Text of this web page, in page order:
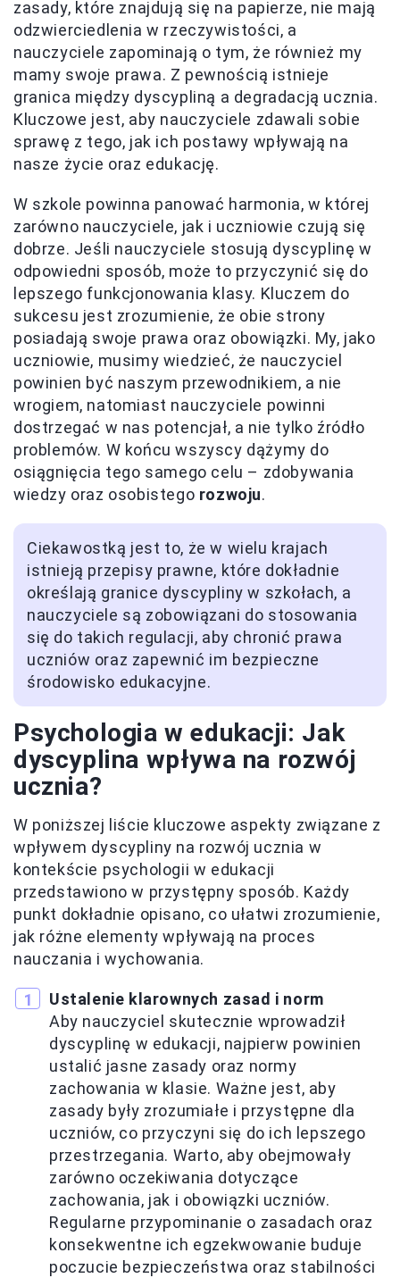
zasady, które znajdują się na papierze, nie mają
odzwierciedlenia w rzeczywistości, a
nauczyciele zapominają o tym, że również my
mamy swoje prawa. Z pewnością istnieje
granica między dyscypliną a degradacją ucznia.
Kluczowe jest, aby nauczyciele zdawali sobie
sprawę z tego, jak ich postawy wpływają na
nasze życie oraz edukację.
W szkole powinna panować harmonia, w której
zarówno nauczyciele, jak i uczniowie czują się
dobrze. Jeśli nauczyciele stosują dyscyplinę w
odpowiedni sposób, może to przyczynić się do
lepszego funkcjonowania klasy. Kluczem do
sukcesu jest zrozumienie, że obie strony
posiadają swoje prawa oraz obowiązki. My, jako
uczniowie, musimy wiedzieć, że nauczyciel
powinien być naszym przewodnikiem, a nie
wrogiem, natomiast nauczyciele powinni
dostrzegać w nas potencjał, a nie tylko źródło
problemów. W końcu wszyscy dążymy do
osiągnięcia tego samego celu – zdobywania
wiedzy oraz osobistego rozwoju.
Ciekawostką jest to, że w wielu krajach
istnieją przepisy prawne, które dokładnie
określają granice dyscypliny w szkołach, a
nauczyciele są zobowiązani do stosowania
się do takich regulacji, aby chronić prawa
uczniów oraz zapewnić im bezpieczne
środowisko edukacyjne.
Psychologia w edukacji: Jak
dyscyplina wpływa na rozwój
ucznia?
W poniższej liście kluczowe aspekty związane z
wpływem dyscypliny na rozwój ucznia w
kontekście psychologii w edukacji
przedstawiono w przystępny sposób. Każdy
punkt dokładnie opisano, co ułatwi zrozumienie,
jak różne elementy wpływają na proces
nauczania i wychowania.
Ustalenie klarownych zasad i norm
Aby nauczyciel skutecznie wprowadził
dyscyplinę w edukacji, najpierw powinien
ustalić jasne zasady oraz normy
zachowania w klasie. Ważne jest, aby
zasady były zrozumiałe i przystępne dla
uczniów, co przyczyni się do ich lepszego
przestrzegania. Warto, aby obejmowały
zarówno oczekiwania dotyczące
zachowania, jak i obowiązki uczniów.
Regularne przypominanie o zasadach oraz
konsekwentne ich egzekwowanie buduje
poczucie bezpieczeństwa oraz stabilności